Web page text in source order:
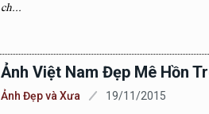
ch...
Ảnh Việt Nam Đẹp Mê Hồn
Ảnh Đẹp và Xưa 19/11/2015